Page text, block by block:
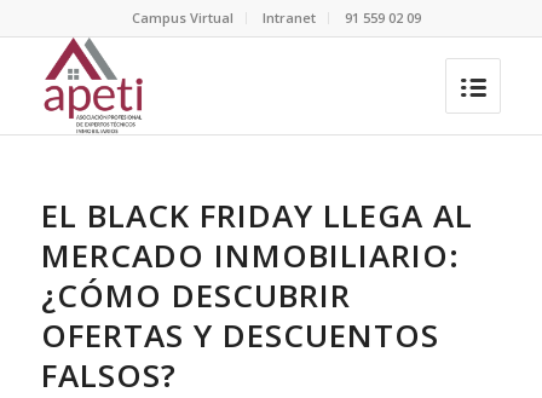
Campus Virtual Intranet 91 559 02 09
EL BLACK FRIDAY LLEGA AL
MERCADO INMOBILIARIO:
¿CÓMO DESCUBRIR
OFERTAS Y DESCUENTOS
FALSOS?